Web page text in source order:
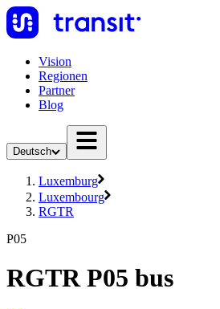
Vision
Regionen
Partner
Blog
Deutsch
Luxemburg
Luxembourg
RGTR
P05
RGTR P05 bus